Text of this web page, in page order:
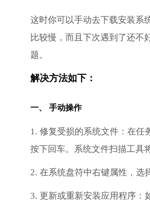
这时你可以手动去下载安装系
比较慢，而且下次遇到了还不
题。
解决方法如下：
一、 手动操作
1. 修复受损的系统文件：在任
按下回车。系统文件扫描工具
2. 在系统盘符中右键属性，选
3. 更新或重新安装应用程序：